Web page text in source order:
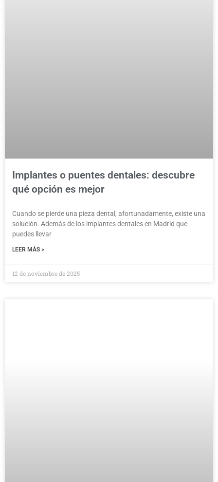
Implantes o puentes dentales: descubre
qué opción es mejor
Cuando se pierde una pieza dental, afortunadamente, existe una
solución. Además de los implantes dentales en Madrid que
puedes llevar
LEER MÁS >
12 de noviembre de 2025